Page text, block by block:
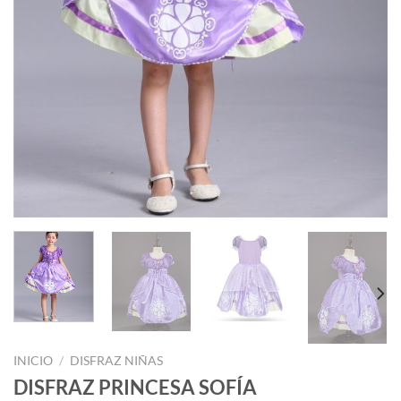
INICIO / DISFRAZ NIÑAS
DISFRAZ PRINCESA SOFÍA